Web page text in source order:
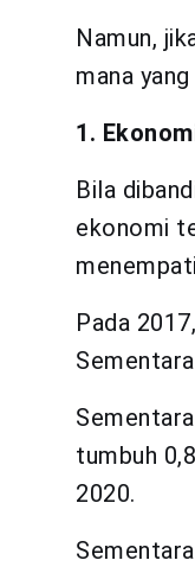
Namun,
mana
1.
Bila
ekonomi
Pada
tumbuh
2020.